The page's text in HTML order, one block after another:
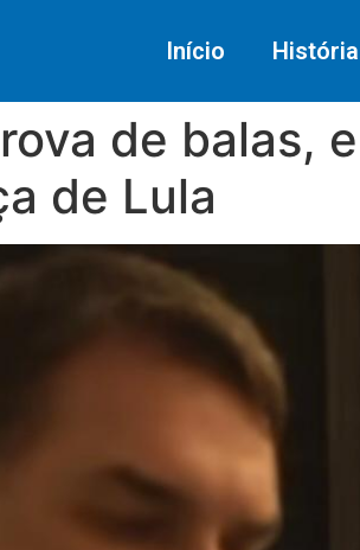
Início História
de balas,
de Lula